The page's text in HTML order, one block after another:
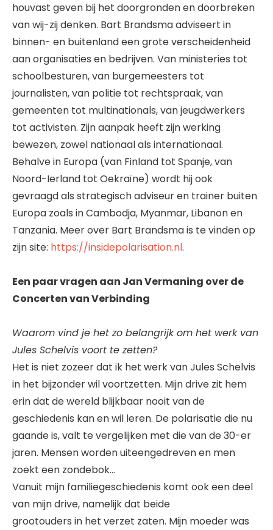
houvast geven bij het doorgronden en doorbreken
van wij-zij denken. Bart Brandsma adviseert in
binnen- en buitenland een grote verscheidenheid
aan organisaties en bedrijven. Van ministeries tot
schoolbesturen, van burgemeesters tot
journalisten, van politie tot rechtspraak, van
gemeenten tot multinationals, van jeugdwerkers
tot activisten. Zijn aanpak heeft zijn werking
bewezen, zowel nationaal als internationaal.
Behalve in Europa (van Finland tot Spanje, van
Noord-Ierland tot Oekraïne) wordt hij ook
gevraagd als strategisch adviseur en trainer buiten
Europa zoals in Cambodja, Myanmar, Libanon en
Tanzania. Meer over Bart Brandsma is te vinden op
zijn site: https://insidepolarisation.nl.
Een paar vragen aan Jan Vermaning over de
Concerten van Verbinding
Waarom vind je het zo belangrijk om het werk van
Jules Schelvis voort te zetten?
Het is niet zozeer dat ik het werk van Jules Schelvis
in het bijzonder wil voortzetten. Mijn drive zit hem
erin dat de wereld blijkbaar nooit van de
geschiedenis kan en wil leren. De polarisatie die nu
gaande is, valt te vergelijken met die van de 30-er
jaren. Mensen worden uiteengedreven en men
zoekt een zondebok…
Vanuit mijn familiegeschiedenis komt ook een deel
van mijn drive, namelijk dat beide
grootouders in het verzet zaten. Mijn moeder was